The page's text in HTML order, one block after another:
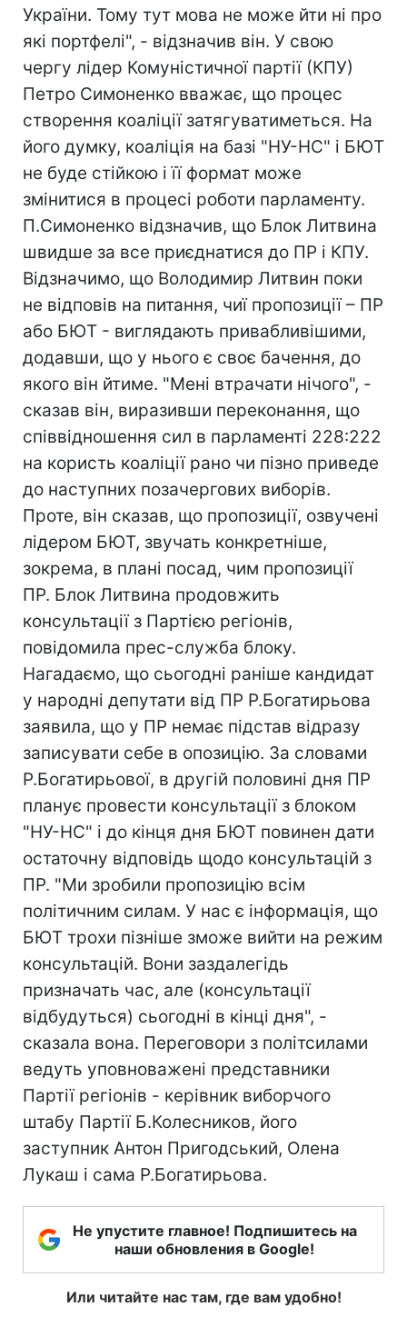
України. Тому тут мова не може йти ні про
які портфелі", - відзначив він. У свою
чергу лідер Комуністичної партії (КПУ)
Петро Симоненко вважає, що процес
створення коаліції затягуватиметься. На
його думку, коаліція на базі "НУ-НС" і БЮТ
не буде стійкою і її формат може
змінитися в процесі роботи парламенту.
П.Симоненко відзначив, що Блок Литвина
швидше за все приєднатися до ПР і КПУ.
Відзначимо, що Володимир Литвин поки
не відповів на питання, чиї пропозиції – ПР
або БЮТ - виглядають привабливішими,
додавши, що у нього є своє бачення, до
якого він йтиме. "Мені втрачати нічого", -
сказав він, виразивши переконання, що
співвідношення сил в парламенті 228:222
на користь коаліції рано чи пізно приведе
до наступних позачергових виборів.
Проте, він сказав, що пропозиції, озвучені
лідером БЮТ, звучать конкретніше,
зокрема, в плані посад, чим пропозиції
ПР. Блок Литвина продовжить
консультації з Партією регіонів,
повідомила прес-служба блоку.
Нагадаємо, що сьогодні раніше кандидат
у народні депутати від ПР Р.Богатирьова
заявила, що у ПР немає підстав відразу
записувати себе в опозицію. За словами
Р.Богатирьової, в другій половині дня ПР
планує провести консультації з блоком
"НУ-НС" і до кінця дня БЮТ повинен дати
остаточну відповідь щодо консультацій з
ПР. "Ми зробили пропозицію всім
політичним силам. У нас є інформація, що
БЮТ трохи пізніше зможе вийти на режим
консультацій. Вони заздалегідь
призначать час, але (консультації
відбудуться) сьогодні в кінці дня", -
сказала вона. Переговори з політсилами
ведуть уповноважені представники
Партії регіонів - керівник виборчого
штабу Партії Б.Колесников, його
заступник Антон Пригодський, Олена
Лукаш і сама Р.Богатирьова.
Не упустите главное! Подпишитесь на
наши обновления в Google!
Или читайте нас там, где вам удобно!